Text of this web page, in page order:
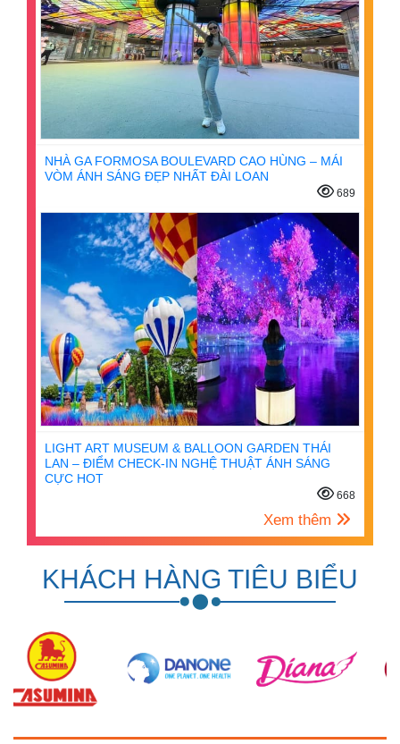
NHÀ GA FORMOSA BOULEVARD CAO HÙNG – MÁI
VÒM ÁNH SÁNG ĐẸP NHẤT ĐÀI LOAN
689
LIGHT ART MUSEUM & BALLOON GARDEN THÁI
LAN – ĐIỂM CHECK-IN NGHỆ THUẬT ÁNH SÁNG
CỰC HOT
668
Xem thêm
KHÁCH HÀNG TIÊU BIỂU